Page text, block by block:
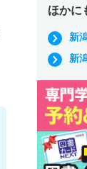
ほかに
新
新